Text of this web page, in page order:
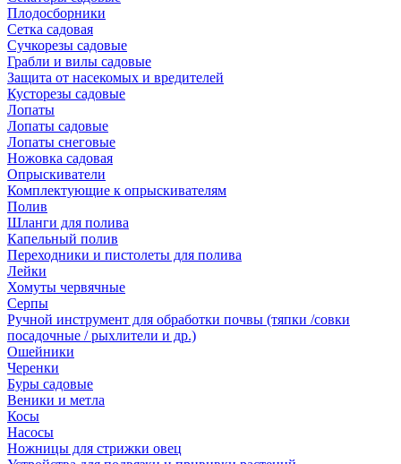
Плодосборники
Сетка садовая
Сучкорезы садовые
Грабли и вилы садовые
Защита от насекомых и вредителей
Кусторезы садовые
Лопаты
Лопаты садовые
Лопаты снеговые
Ножовка садовая
Опрыскиватели
Комплектующие к опрыскивателям
Полив
Шланги для полива
Капельный полив
Переходники и пистолеты для полива
Лейки
Хомуты червячные
Серпы
Ручной инструмент для обработки почвы (тяпки /совки
посадочные / рыхлители и др.)
Ошейники
Черенки
Буры садовые
Веники и метла
Косы
Насосы
Ножницы для стрижки овец